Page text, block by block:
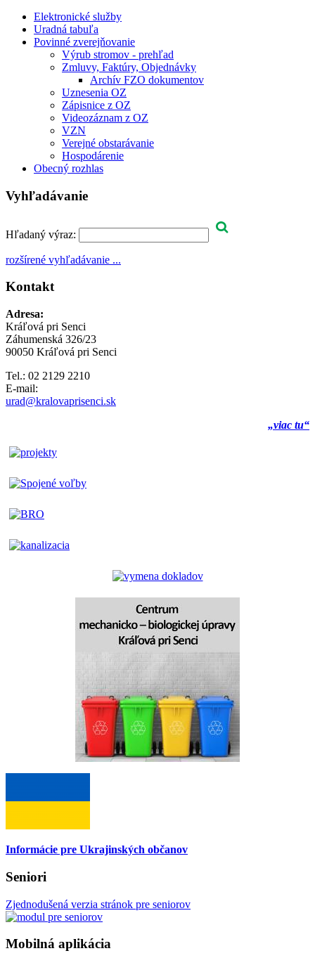
Elektronické služby
Uradná tabuľa
Povinné zverejňovanie
Výrub stromov - prehľad
Zmluvy, Faktúry, Objednávky
Archív FZO dokumentov
Uznesenia OZ
Zápisnice z OZ
Videozáznam z OZ
VZN
Verejné obstarávanie
Hospodárenie
Obecný rozhlas
Vyhľadávanie
Hľadaný výraz:
rozšírené vyhľadávanie ...
Kontakt
Adresa:
Kráľová pri Senci
Záhumenská 326/23
90050 Kráľová pri Senci
Tel.: 02 2129 2210
E-mail:
urad@kralovaprisenci.sk
„viac tu“
Informácie pre Ukrajinských občanov
Seniori
Zjednodušená verzia stránok pre seniorov
Mobilná aplikácia